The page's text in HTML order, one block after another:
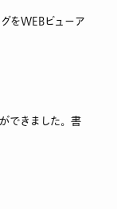
をWEBビューア
できました。書